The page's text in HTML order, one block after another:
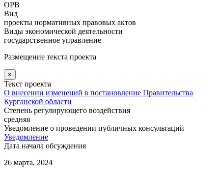
ОРВ
Вид
проекты нормативных правовых актов
Виды экономической деятельности
государственное управление
Размещение текста проекта
×
Текст проекта
О внесении изменений в постановление Правительства
Курганской области
Степень регулирующего воздействия
средняя
Уведомление о проведении публичных консультаций
Уведомление
Дата начала обсуждения
26 марта, 2024